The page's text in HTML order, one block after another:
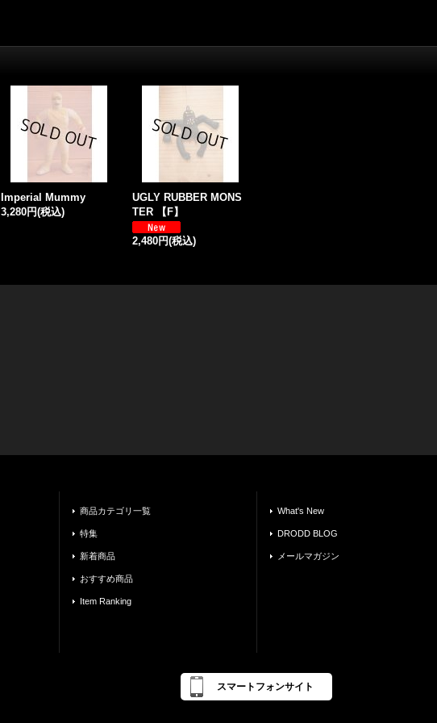
Imperial Mummy
3,280円(税込)
UGLY RUBBER MONS
TER 【F】
2,480円(税込)
商品カテゴリ一覧
特集
新着商品
おすすめ商品
Item Ranking
What's New
DRODD BLOG
メールマガジン
スマートフォンサイト